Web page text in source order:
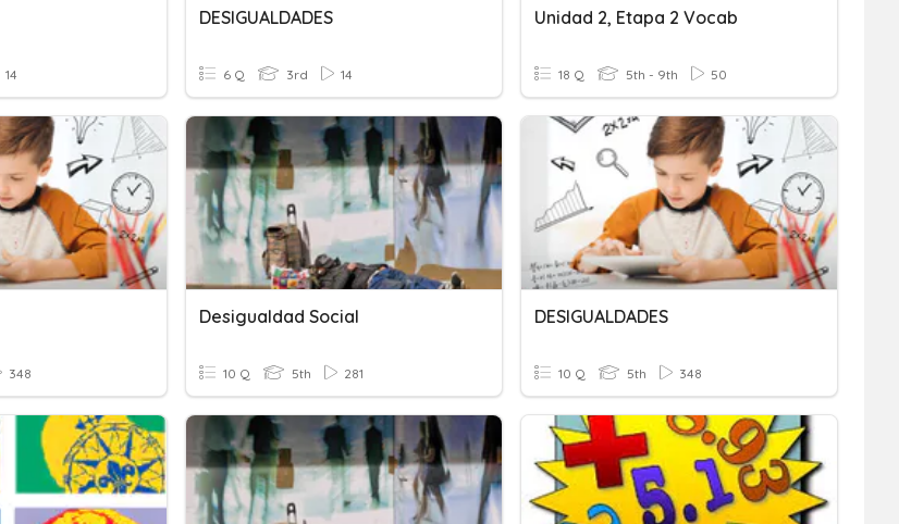
14
DESIGUALDADES
6 Q 3rd 14
Unidad 2, Etapa 2 Vocab
18 Q 5th - 9th 50
348
Desigualdad Social
10 Q 5th 281
DESIGUALDADES
10 Q 5th 348